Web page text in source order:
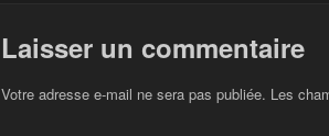
Laisser un commentaire
Votre adresse e-mail ne sera pas publiée. Les